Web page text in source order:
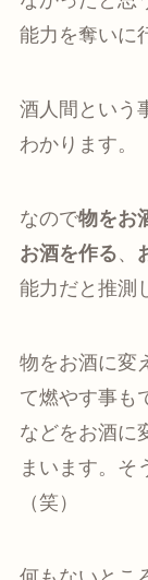
能力を奪いに
酒人間という
わかります。
なので物をお
お酒を作る、
能力だと推測
物をお酒に変
て燃やす事も
などをお酒に
まいます。そ
（笑）